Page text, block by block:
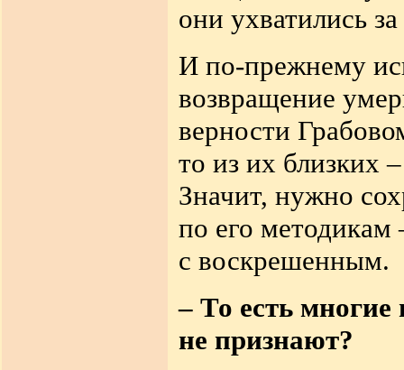
они ухватились
И по-прежнему
возвращение
верности
то из их близких
Значит, нужно
по его методикам
с воскрешенным.
– То есть
не признают?